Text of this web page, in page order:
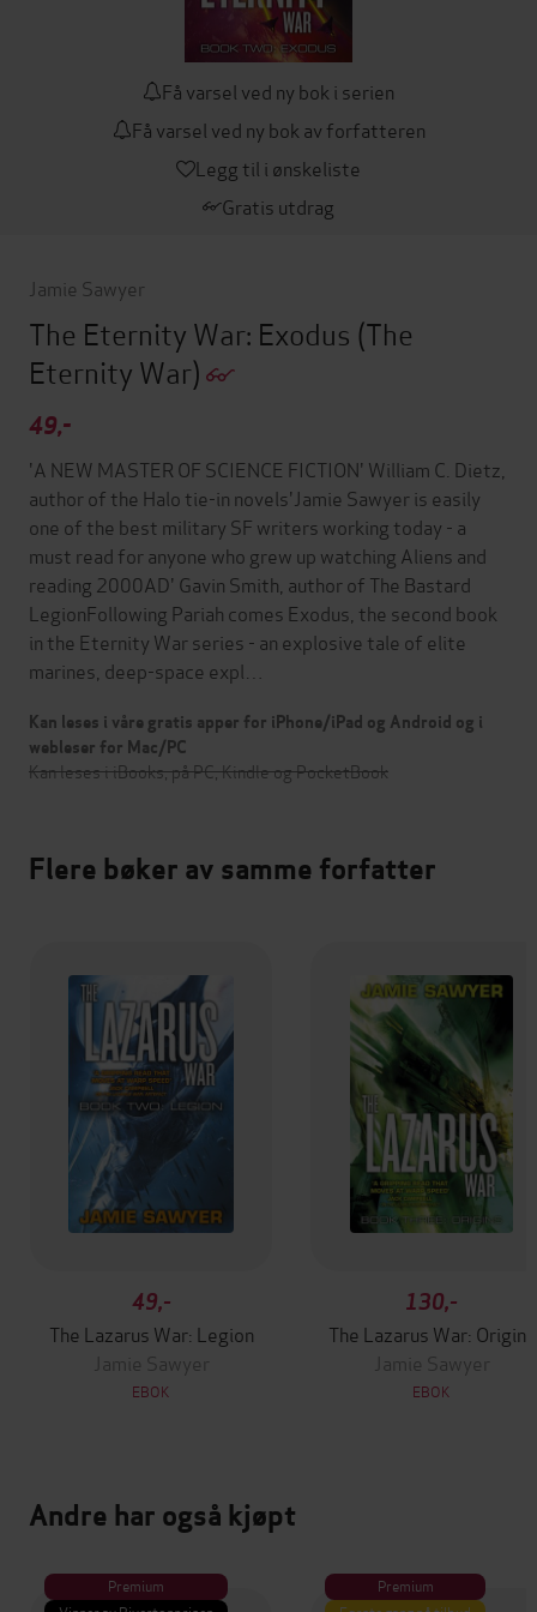
Få varsel ved ny bok i serien
Få varsel ved ny bok av forfatteren
Legg til i ønskeliste
Gratis utdrag
Jamie Sawyer
The Eternity War: Exodus (The
Eternity War)
49,-
'A NEW MASTER OF SCIENCE FICTION' William C. Dietz,
author of the Halo tie-in novels'Jamie Sawyer is easily
one of the best military SF writers working today - a
must read for anyone who grew up watching Aliens and
reading 2000AD' Gavin Smith, author of The Bastard
LegionFollowing Pariah comes Exodus, the second book
in the Eternity War series - an explosive tale of elite
marines, deep-space expl…
Kan leses i våre gratis apper for iPhone/iPad og Android og i
webleser for Mac/PC
Kan leses i iBooks, på PC, Kindle og PocketBook
Flere bøker av samme forfatter
49,-
The Lazarus War: Legion
Jamie Sawyer
EBOK
130,-
The Lazarus War: Origins
Jamie Sawyer
EBOK
Andre har også kjøpt
Premium
Premium